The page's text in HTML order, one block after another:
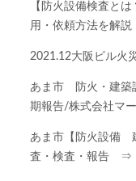
【防火設備検査と
用・依頼方法を解
2021.12大阪ビル火
あま市 防火・建築
期報告/株式会社マ
あま市【防火設備
査・検査・報告 ⇒